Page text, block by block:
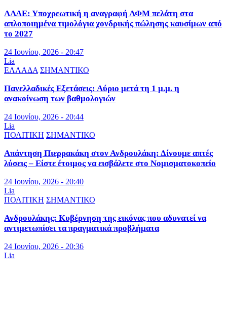
ΑΑΔΕ: Υποχρεωτική η αναγραφή ΑΦΜ πελάτη στα
απλοποιημένα τιμολόγια χονδρικής πώλησης καυσίμων από
το 2027
24 Ιουνίου, 2026 - 20:47
Lia
ΕΛΛΑΔΑ ΣΗΜΑΝΤΙΚΟ
Πανελλαδικές Εξετάσεις: Αύριο μετά τη 1 μ.μ. η
ανακοίνωση των βαθμολογιών
24 Ιουνίου, 2026 - 20:44
Lia
ΠΟΛΙΤΙΚΗ ΣΗΜΑΝΤΙΚΟ
Απάντηση Πιερρακάκη στον Ανδρουλάκη: Δίνουμε απτές
λύσεις – Είστε έτοιμος να εισβάλετε στο Νομισματοκοπείο
24 Ιουνίου, 2026 - 20:40
Lia
ΠΟΛΙΤΙΚΗ ΣΗΜΑΝΤΙΚΟ
Ανδρουλάκης: Κυβέρνηση της εικόνας που αδυνατεί να
αντιμετωπίσει τα πραγματικά προβλήματα
24 Ιουνίου, 2026 - 20:36
Lia